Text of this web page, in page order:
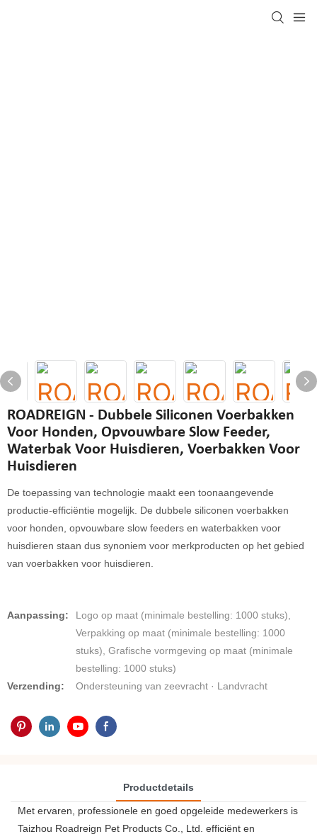
ROADREIGN - Dubbele Siliconen Voerbakken
Voor Honden, Opvouwbare Slow Feeder,
Waterbak Voor Huisdieren, Voerbakken Voor
Huisdieren
De toepassing van technologie maakt een toonaangevende
productie-efficiëntie mogelijk. De dubbele siliconen voerbakken
voor honden, opvouwbare slow feeders en waterbakken voor
huisdieren staan ​​dus synoniem voor merkproducten op het gebied
van voerbakken voor huisdieren.
Aanpassing:
Logo op maat (minimale bestelling: 1000 stuks),
Verpakking op maat (minimale bestelling: 1000
stuks), Grafische vormgeving op maat (minimale
bestelling: 1000 stuks)
Verzending:
Ondersteuning van zeevracht · Landvracht
Productdetails
Met ervaren, professionele en goed opgeleide medewerkers is
Taizhou Roadreign Pet Products Co., Ltd. efficiënt en